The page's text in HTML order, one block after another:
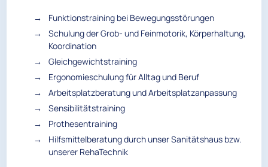
Funktionstraining bei Bewegungsstörungen
Schulung der Grob- und Feinmotorik, Körperhaltung,
Koordination
Gleichgewichtstraining
Ergonomieschulung für Alltag und Beruf
Arbeitsplatzberatung und Arbeitsplatzanpassung
Sensibilitätstraining
Prothesentraining
Hilfsmittelberatung durch unser Sanitätshaus bzw.
unserer RehaTechnik